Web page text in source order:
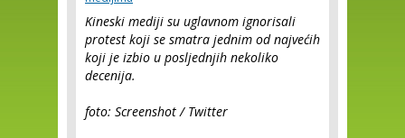
Kineski mediji su uglavnom ignorisali
protest koji se smatra jednim od najvećih
koji je izbio u posljednjih nekoliko
decenija.
foto: Screenshot / Twitter